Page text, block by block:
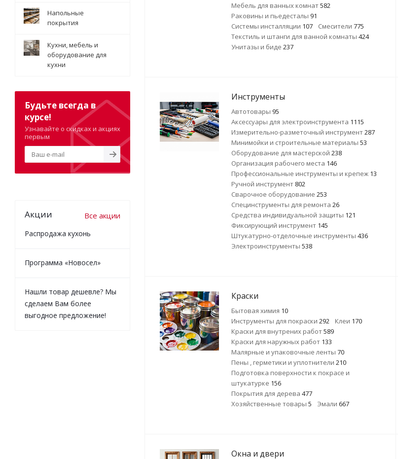
Мебель для ванных комнат582
Раковины и пьедесталы 91
Системы инсталляции 107 Смесители 775
Текстиль и штанги для ванной комнаты 424
Унитазы и биде 237
Инструменты
Автотовары 95
Аксессуары для электроинструмента 1115
Измерительно-разметочный инструмент287
Минимойки и строительные материалы 53
Оборудование для мастерской 238
Организация рабочего места 146
Профессиональные инструменты и крепеж 13
Ручной инструмент 802
Сварочное оборудование 253
Специнструменты для ремонта 26
Средства индивидуальной защиты 121
Фиксирующий инструмент 145
Штукатурно-отделочные инструменты 436
Электроинструменты 538
Краски
Бытовая химия 10
Инструменты для покраски 292 Клеи 170
Краски для внутрених работ589
Краски для наружных работ 133
Малярные и упаковочные ленты 70
Пены , герметики и уплотнители 210
Подготовка поверхности к покрасе и
штукатурке 156
Покрытия для дерева 477
Хозяйственные товары 5 Эмали 667
Окна и двери
Напольные
покрытия
Кухни, мебель и
оборудование для
кухни
Будьте всегда в
курсе!
Узнавайте о скидках и акциях
первым
Акции Все акции
Распродажа кухонь
Программа «Новосел»
Нашли товар дешевле? Мы
сделаем Вам более
выгодное предложение!